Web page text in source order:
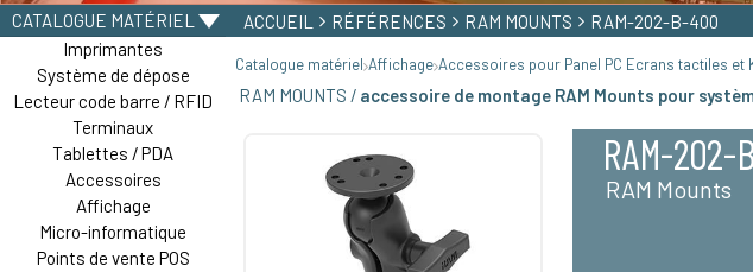
CATALOGUE MATÉRIEL
Imprimantes
Système de dépose
Lecteur code barre / RFID
Terminaux
Tablettes / PDA
Accessoires
Affichage
Micro-informatique
Points de vente POS
ACCUEIL RÉFÉRENCES RAM MOUNTS RAM-202-B-400
Catalogue matériel Affichage Accessoires pour Panel PC Ecrans tactiles et
RAM MOUNTS / accessoire de montage RAM Mounts pour
RAM-202-
RAM Mounts